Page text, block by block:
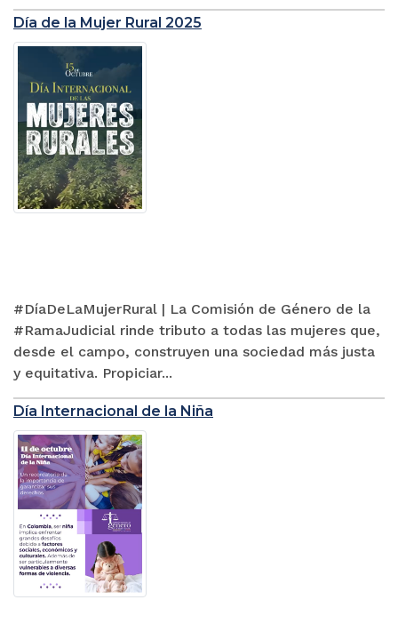
Día de la Mujer Rural 2025
#DíaDeLaMujerRural | La Comisión de Género de la
#RamaJudicial rinde tributo a todas las mujeres que,
desde el campo, construyen una sociedad más justa
y equitativa. Propiciar...
Día Internacional de la Niña